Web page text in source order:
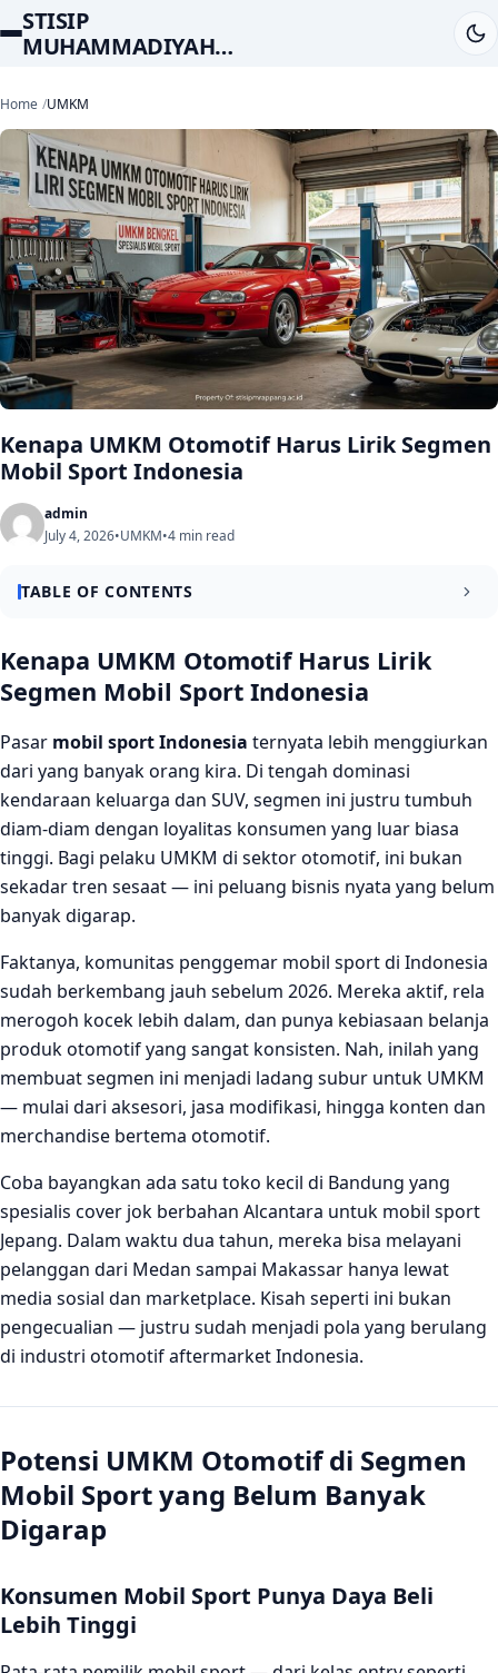
STISIP
MUHAMMADIYAH
Home UMKM
Kenapa UMKM Otomotif Harus Lirik Segmen
Mobil Sport Indonesia
admin
July 4, 2026•UMKM•4 min read
TABLE OF CONTENTS
Potensi UMKM Otomotif di Segmen Mobil Sport yang
Belum Banyak Digarap
Komunitas Otomotif sebagai Ekosistem Bisnis Organik
Strategi Masuk Pasar Mobil Sport untuk Pelaku UMKM
Pilih Ceruk yang Spesifik, Bukan Semua Sekaligus
Manfaatkan Platform Digital untuk Menjangkau Pasar
FAQ
Produk apa yang paling laku untuk UMKM di segmen
mobil sport Indonesia?
Berapa modal awal yang dibutuhkan UMKM untuk
masuk pasar aksesori mobil sport?
Apakah pasar mobil sport Indonesia cukup besar untuk
UMKM lokal bersaing?
Kenapa UMKM Otomotif Harus Lirik
Segmen Mobil Sport Indonesia
Pasar mobil sport Indonesia ternyata lebih menggiurkan
dari yang banyak orang kira. Di tengah dominasi
kendaraan keluarga dan SUV, segmen ini justru tumbuh
diam-diam dengan loyalitas konsumen yang luar biasa
tinggi. Bagi pelaku UMKM di sektor otomotif, ini bukan
sekadar tren sesaat — ini peluang bisnis nyata yang belum
banyak digarap.
Faktanya, komunitas penggemar mobil sport di Indonesia
sudah berkembang jauh sebelum 2026. Mereka aktif, rela
merogoh kocek lebih dalam, dan punya kebiasaan belanja
produk otomotif yang sangat konsisten. Nah, inilah yang
membuat segmen ini menjadi ladang subur untuk UMKM
— mulai dari aksesori, jasa modifikasi, hingga konten dan
merchandise bertema otomotif.
Coba bayangkan ada satu toko kecil di Bandung yang
spesialis cover jok berbahan Alcantara untuk mobil sport
Jepang. Dalam waktu dua tahun, mereka bisa melayani
pelanggan dari Medan sampai Makassar hanya lewat
media sosial dan marketplace. Kisah seperti ini bukan
pengecualian — justru sudah menjadi pola yang berulang
di industri otomotif aftermarket Indonesia.
Potensi UMKM Otomotif di Segmen
Mobil Sport yang Belum Banyak
Digarap
Konsumen Mobil Sport Punya Daya Beli
Lebih Tinggi